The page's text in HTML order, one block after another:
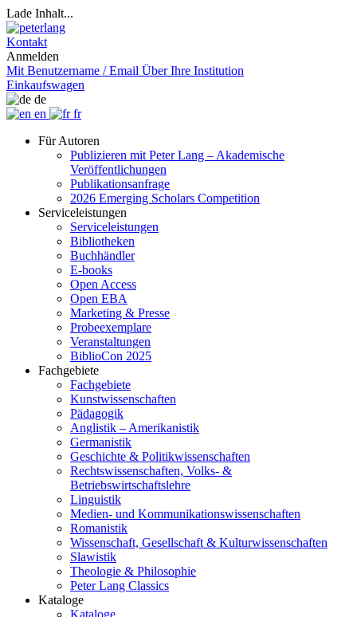
Lade Inhalt...
Kontakt
Anmelden
Mit Benutzername / Email Über Ihre Institution
Einkaufswagen
de
en
fr
Für Autoren
Publizieren mit Peter Lang – Akademische
Veröffentlichungen
Publikationsanfrage
2026 Emerging Scholars Competition
Serviceleistungen
Serviceleistungen
Bibliotheken
Buchhändler
E-books
Open Access
Open EBA
Marketing & Presse
Probeexemplare
Veranstaltungen
BiblioCon 2025
Fachgebiete
Fachgebiete
Kunstwissenschaften
Pädagogik
Anglistik – Amerikanistik
Germanistik
Geschichte & Politikwissenschaften
Rechtswissenschaften, Volks- &
Betriebswirtschaftslehre
Linguistik
Medien- und Kommunikationswissenschaften
Romanistik
Wissenschaft, Gesellschaft & Kulturwissenschaften
Slawistik
Theologie & Philosophie
Peter Lang Classics
Kataloge
Kataloge